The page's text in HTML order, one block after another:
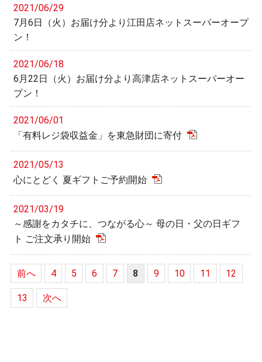
2021/06/29
7月6日（火）お届け分より江田店ネットスーパーオープ
ン！
2021/06/18
6月22日（火）お届け分より高津店ネットスーパーオー
プン！
2021/06/01
「有料レジ袋収益金」を東急財団に寄付
2021/05/13
心にとどく 夏ギフトご予約開始
2021/03/19
～感謝をカタチに、つながる心～ 母の日・父の日ギフ
ト ご注文承り開始
前へ 4 5 6 7 8 9 10 11 12
13 次へ